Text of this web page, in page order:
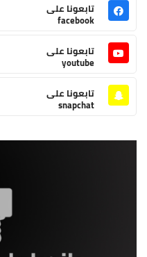
تابعونا على
facebook
تابعونا على
youtube
تابعونا على
snapchat